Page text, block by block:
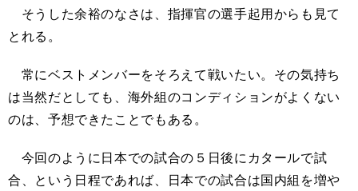
そうした余裕のなさは、指揮官の選手起用からも見て
とれる。
常にベストメンバーをそろえて戦いたい。その気持ち
は当然だとしても、海外組のコンディションがよくない
のは、予想できたことでもある。
今回のように日本での試合の５日後にカタールで試
合、という日程であれば、日本での試合は国内組を増や